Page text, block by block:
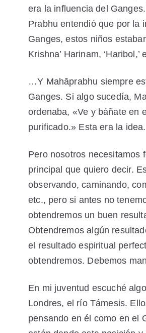
era la influencia del
Prabhu entendió que por la
Ganges, estos niños
Krishna’ Harinam,
…Y Mahāprabhu siempre
Ganges. Si algo sucedía,
ordenaba, «Ve y báñate en
purificado.» Esta era la idea.
Pero nosotros necesitamos
principal que quiero decir.
observando, caminando,
etc., pero si antes no
obtendremos un buen
Obtendremos algún
el resultado espiritual
obtendremos. Debemos
En mi juventud escuché
Londres, el río Támesis.
pensando en él como en el